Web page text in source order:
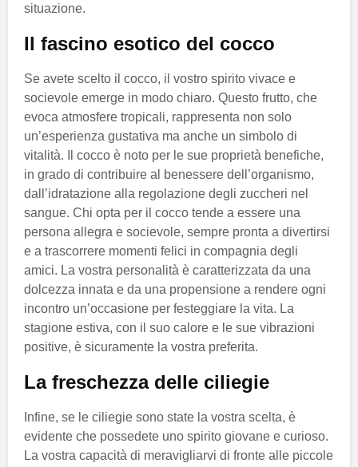
situazione.
Il fascino esotico del cocco
Se avete scelto il cocco, il vostro spirito vivace e
socievole emerge in modo chiaro. Questo frutto, che
evoca atmosfere tropicali, rappresenta non solo
un’esperienza gustativa ma anche un simbolo di
vitalità. Il cocco è noto per le sue proprietà benefiche,
in grado di contribuire al benessere dell’organismo,
dall’idratazione alla regolazione degli zuccheri nel
sangue. Chi opta per il cocco tende a essere una
persona allegra e socievole, sempre pronta a divertirsi
e a trascorrere momenti felici in compagnia degli
amici. La vostra personalità è caratterizzata da una
dolcezza innata e da una propensione a rendere ogni
incontro un’occasione per festeggiare la vita. La
stagione estiva, con il suo calore e le sue vibrazioni
positive, è sicuramente la vostra preferita.
La freschezza delle ciliegie
Infine, se le ciliegie sono state la vostra scelta, è
evidente che possedete uno spirito giovane e curioso.
La vostra capacità di meravigliarvi di fronte alle piccole